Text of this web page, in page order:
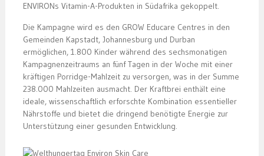
ENVIRONs Vitamin-A-Produkten in Südafrika gekoppelt.
Die Kampagne wird es den GROW Educare Centres in den
Gemeinden Kapstadt, Johannesburg und Durban
ermöglichen, 1.800 Kinder während des sechsmonatigen
Kampagnenzeitraums an fünf Tagen in der Woche mit einer
kräftigen Porridge-Mahlzeit zu versorgen, was in der Summe
238.000 Mahlzeiten ausmacht. Der Kraftbrei enthält eine
ideale, wissenschaftlich erforschte Kombination essentieller
Nährstoffe und bietet die dringend benötigte Energie zur
Unterstützung einer gesunden Entwicklung.